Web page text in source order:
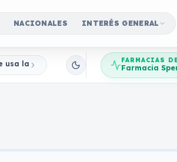
NACIONALES INTERÉS GENERAL
la imagen del Banco Central para
FARMACIAS
Farmacia